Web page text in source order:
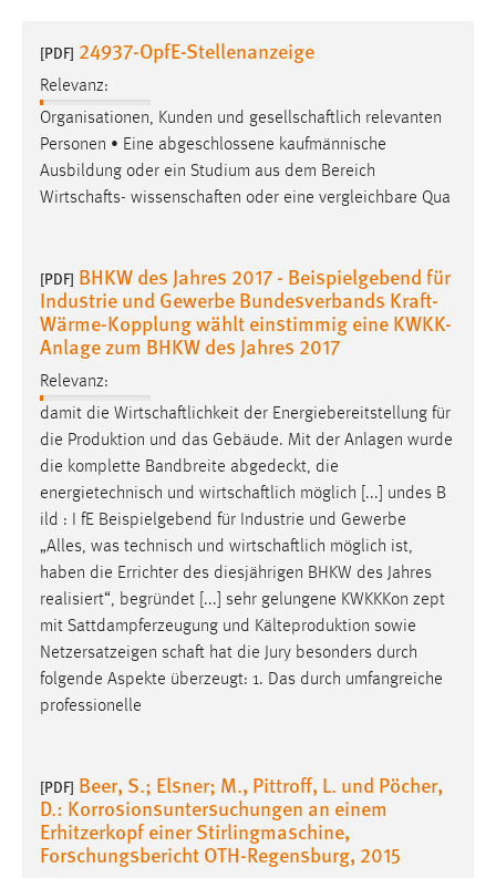
[PDF] 24937-OpfE-Stellenanzeige
Relevanz:
Organisationen, Kunden und gesellschaftlich relevanten
Personen • Eine abgeschlossene kaufmännische
Ausbildung oder ein Studium aus dem Bereich
Wirtschafts- wissenschaften oder eine vergleichbare Qua
[PDF] BHKW des Jahres 2017 - Beispielgebend für
Industrie und Gewerbe Bundesverbands Kraft-
Wärme-Kopplung wählt einstimmig eine KWKK-
Anlage zum BHKW des Jahres 2017
Relevanz:
damit die Wirtschaftlichkeit der Energiebereitstellung für
die Produktion und das Gebäude. Mit der Anlagen wurde
die komplette Bandbreite abgedeckt, die
energietechnisch und ­ wirtschaftlich möglich [...] undes B
ild : I fE Beispielgebend für Industrie und Gewerbe
„Alles, was technisch und wirtschaftlich möglich ist,
haben die Errichter des diesjährigen BHKW des Jahres
realisiert“, begründet [...] sehr gelungene KWKK­Kon­ zept
mit Sattdampferzeugung und Kälteproduktion sowie
Netzersatzeigen­ schaft hat die Jury besonders durch
folgende Aspekte überzeugt: 1. Das durch umfangreiche
professionelle
[PDF] Beer, S.; Elsner; M., Pittroff, L. und Pöcher,
D.: Korrosionsuntersuchungen an einem
Erhitzerkopf einer Stirlingmaschine,
Forschungsbericht OTH-Regensburg, 2015
Performance
Name:
staticfilecache
Zweck:
Für performante Seitenauslieferung wird in diesem Cookie
gespeichert, ob man eingeloggt ist.
Name:
site-language-preference
Das Cookie speichert die gewählte Sprache der Website.
Cookie Laufzeit:
30 Tage
Chat
Name:
MibewSessionID, MIBEW_UserID, mibew_locale, mibew-
Zweck:
Wird benötigt um die Chatfunktion nutzen zu können.
Jahre, MIBEW_UserID = 1 Jahr
Login